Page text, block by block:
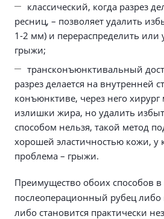
классический, когда разрез
ресниц, – позволяет удалить
1-2 мм) и перераспределить
грыжи;
трансконъюнктивальный
разрез делается на внутренней
конъюнктиве, через него
излишки жира, но удалить
способом нельзя, такой метод
хорошей эластичностью кожи, у
проблема – грыжи.
Преимущество обоих способов в
послеоперационный рубец либо
либо становится практически